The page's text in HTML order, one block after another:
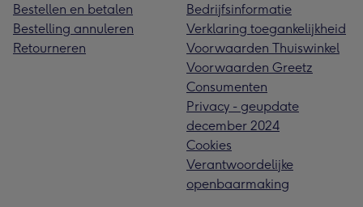
Bestellen en betalen
Bestelling annuleren
Retourneren
Bedrijfsinformatie
Verklaring toegankelijkheid
Voorwaarden Thuiswinkel
Voorwaarden Greetz
Consumenten
Privacy - geupdate
december 2024
Cookies
Verantwoordelijke
openbaarmaking